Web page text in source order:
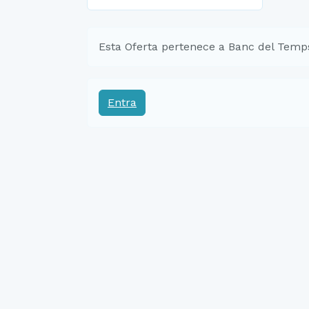
Esta Oferta pertenece a Banc del
Entra